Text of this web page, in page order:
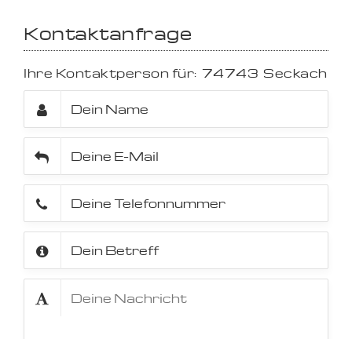
Kontaktanfrage
Ihre Kontaktperson für: 74743 Seckach